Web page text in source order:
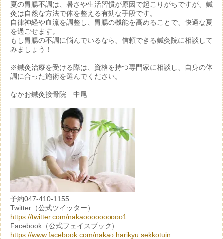
夏の胃腸不調は、暑さや生活習慣が原因で起こりがちですが、鍼
灸は自然な方法で体を整える有効な手段です。
自律神経や血流を調整し、胃腸の機能を高めることで、快適な夏
を過ごせます。
もし胃腸の不調に悩んでいるなら、信頼できる鍼灸院に相談して
みましょう！
※鍼灸治療を受ける際は、資格を持つ専門家に相談し、自身の体
調に合った施術を選んでください。
なかお鍼灸接骨院 中尾
予約047-410-1155
Twitter（公式ツイッター）
https://twitter.com/nakaoooooooooo1
Facebook（公式フェイスブック）
https://www.facebook.com/nakao.harikyu.sekkotuin